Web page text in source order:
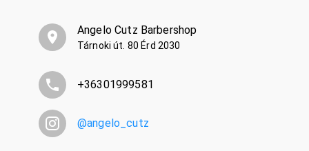
Angelo Cutz Barbershop
Tárnoki út. 80 Érd 2030
+36301999581
@angelo_cutz